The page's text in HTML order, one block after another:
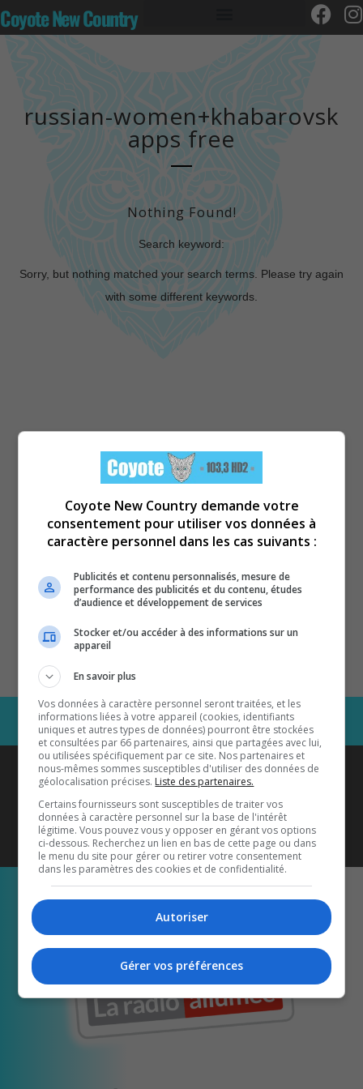
Coyote New Country
russian-women+khabarovsk
apps free
Nothing Found!
Search keyword:
Sorry, but nothing matched your search terms. Please try again
with some different keywords.
Coyote New Countryest diffusé
également sur1033 HD2
Écoutez-nous aussi sur…
Coyote New Country demande votre
consentement pour utiliser vos données à
caractère personnel dans les cas suivants :
Publicités et contenu personnalisés, mesure de
performance des publicités et du contenu, études
d’audience et développement de services
Stocker et/ou accéder à des informations sur un
appareil
En savoir plus
Vos données à caractère personnel seront traitées, et les
informations liées à votre appareil (cookies, identifiants
uniques et autres types de données) pourront être stockées
et consultées par 66 partenaires, ainsi que partagées avec lui,
ou utilisées spécifiquement par ce site. Nos partenaires et
nous-mêmes sommes susceptibles d'utiliser des données de
géolocalisation précises. Liste des partenaires.
Certains fournisseurs sont susceptibles de traiter vos
données à caractère personnel sur la base de l'intérêt
légitime. Vous pouvez vous y opposer en gérant vos options
ci-dessous. Recherchez un lien en bas de cette page ou dans
le menu du site pour gérer ou retirer votre consentement
dans les paramètres des cookies et de confidentialité.
Autoriser
Gérer vos préférences